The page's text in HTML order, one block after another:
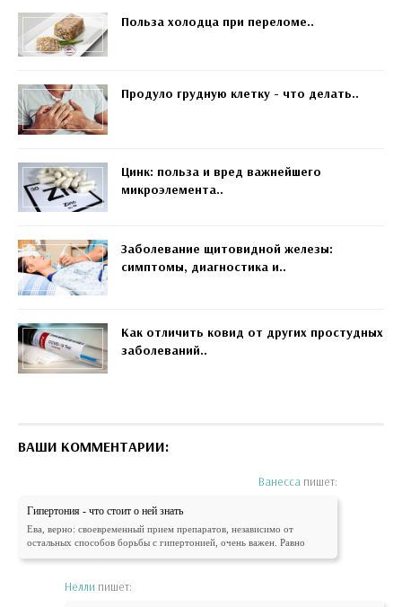
Польза холодца при переломе..
Продуло грудную клетку - что делать..
Цинк: польза и вред важнейшего
микроэлемента..
Заболевание щитовидной железы:
симптомы, диагностика и..
Как отличить ковид от других простудных
заболеваний..
ВАШИ КОММЕНТАРИИ:
Ванесса пишет:
Гипертония - что стоит о ней знать
Ева, верно: своевременный прием препаратов, независимо от
остальных способов борьбы с гипертонией, очень важен. Равно
Нелли пишет: